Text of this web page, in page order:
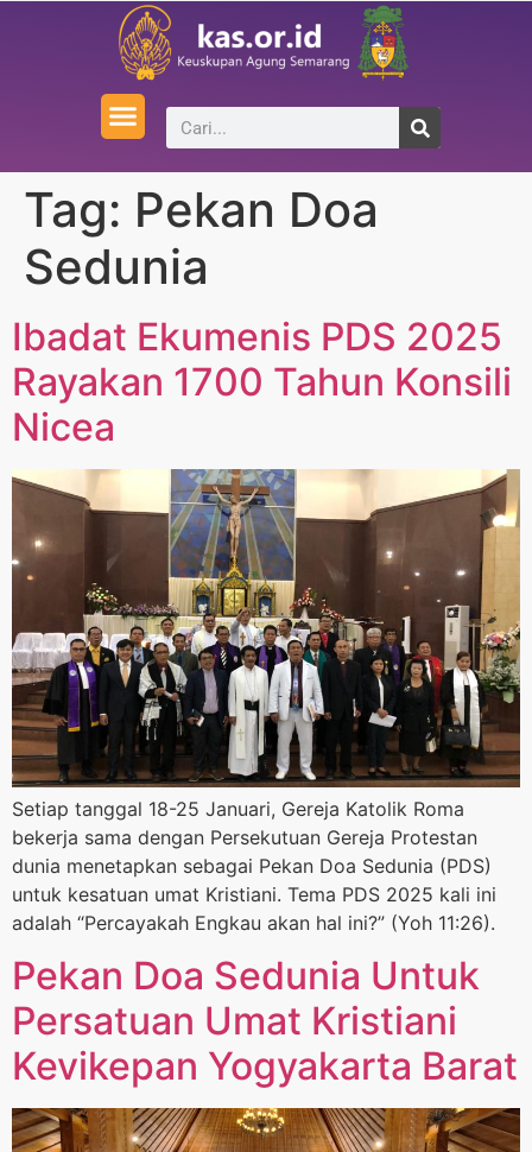
Tag: Pekan Doa
Sedunia
Ibadat Ekumenis PDS 2025
Rayakan 1700 Tahun Konsili
Nicea
Setiap tanggal 18-25 Januari, Gereja Katolik Roma
bekerja sama dengan Persekutuan Gereja Protestan
dunia menetapkan sebagai Pekan Doa Sedunia (PDS)
untuk kesatuan umat Kristiani. Tema PDS 2025 kali ini
adalah “Percayakah Engkau akan hal ini?” (Yoh 11:26).
Pekan Doa Sedunia Untuk
Persatuan Umat Kristiani
Kevikepan Yogyakarta Barat